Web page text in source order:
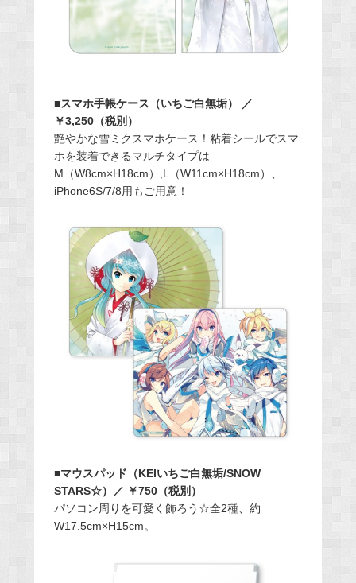
■スマホ手帳ケース（いちご白無垢） ／
￥3,250（税別）
艶やかな雪ミクスマホケース！粘着シールでスマ
ホを装着できるマルチタイプは
M（W8cm×H18cm）,L（W11cm×H18cm）、
iPhone6S/7/8用もご用意！
■マウスパッド（KEIいちご白無垢/SNOW
STARS☆）／ ￥750（税別）
パソコン周りを可愛く飾ろう☆全2種、約
W17.5cm×H15cm。